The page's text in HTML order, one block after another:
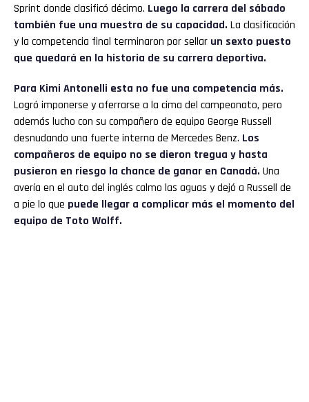
Sprint donde clasificó décimo. Luego la carrera del sábado
también fue una muestra de su capacidad. La clasificación
y la competencia final terminaron por sellar un sexto puesto
que quedará en la historia de su carrera deportiva.
Para Kimi Antonelli esta no fue una competencia más.
Logró imponerse y aferrarse a la cima del campeonato, pero
además lucho con su compañero de equipo George Russell
desnudando una fuerte interna de Mercedes Benz. Los
compañeros de equipo no se dieron tregua y hasta
pusieron en riesgo la chance de ganar en Canadá. Una
avería en el auto del inglés calmo las aguas y dejó a Russell de
a pie lo que puede llegar a complicar más el momento del
equipo de Toto Wolff.